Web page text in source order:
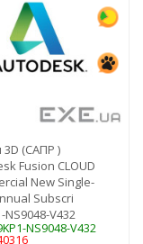
3D (САПР )
Fusion CLOUD
New Single-
Subscri
NS9048-V432
NS9048-V432